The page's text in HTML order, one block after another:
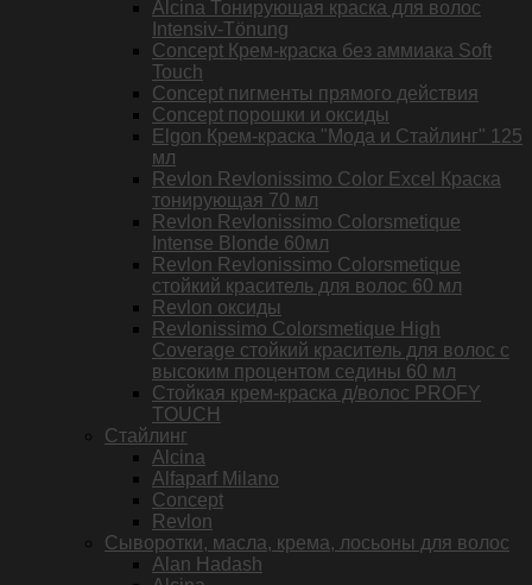
Alcina Тонирующая краска для волос
Intensiv-Tönung
Concept Крем-краска без аммиака Soft
Touch
Concept пигменты прямого действия
Concept порошки и оксиды
Elgon Крем-краска "Мода и Стайлинг" 125
мл
Revlon Revlonissimo Color Excel Краска
тонирующая 70 мл
Revlon Revlonissimo Colorsmetique
Intense Blonde 60мл
Revlon Revlonissimo Colorsmetique
стойкий краситель для волос 60 мл
Revlon оксиды
Revlonissimo Colorsmetique High
Coverage стойкий краситель для волос с
высоким процентом седины 60 мл
Стойкая крем-краска д/волос PROFY
TOUCH
Стайлинг
Alcina
Alfaparf Milano
Concept
Revlon
Сыворотки, масла, крема, лосьоны для волос
Alan Hadash